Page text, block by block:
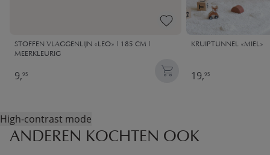
STOFFEN VLAGGENLIJN «LEO» | 185 CM |
MEERKLEURIG
9,95
KRUIPTUNNEL «MIEL»
19,95
High-contrast mode
ANDEREN KOCHTEN OOK